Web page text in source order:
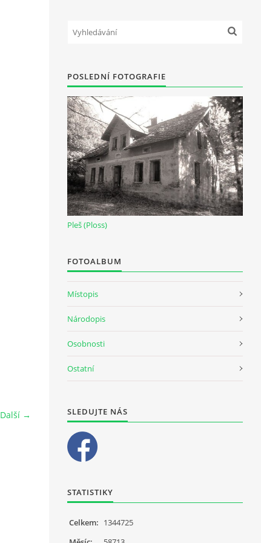
Další →
POSLEDNÍ FOTOGRAFIE
Pleš (Ploss)
FOTOALBUM
Místopis
Národopis
Osobnosti
Ostatní
SLEDUJTE NÁS
STATISTIKY
Celkem: 1344725